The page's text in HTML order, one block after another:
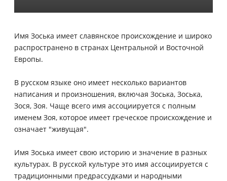
Имя Зоська имеет славянское происхождение и широко
распространено в странах Центральной и Восточной
Европы.
В русском языке оно имеет несколько вариантов
написания и произношения, включая Зоська, Зоська,
Зося, Зоя. Чаще всего имя ассоциируется с полным
именем Зоя, которое имеет греческое происхождение и
означает "живущая".
Имя Зоська имеет свою историю и значение в разных
культурах. В русской культуре это имя ассоциируется с
традиционными предрассудками и народными